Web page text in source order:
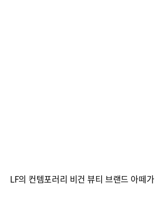
LF의 컨템포러리 비건 뷰티 브랜드 아떼